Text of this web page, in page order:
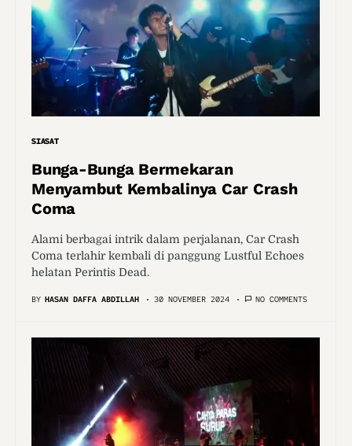
SIASAT
Bunga-Bunga Bermekaran
Menyambut Kembalinya Car Crash
Coma
Alami berbagai intrik dalam perjalanan, Car Crash
Coma terlahir kembali di panggung Lustful Echoes
helatan Perintis Dead.
BY HASAN DAFFA ABDILLAH 30 NOVEMBER 2024 NO COMMENTS